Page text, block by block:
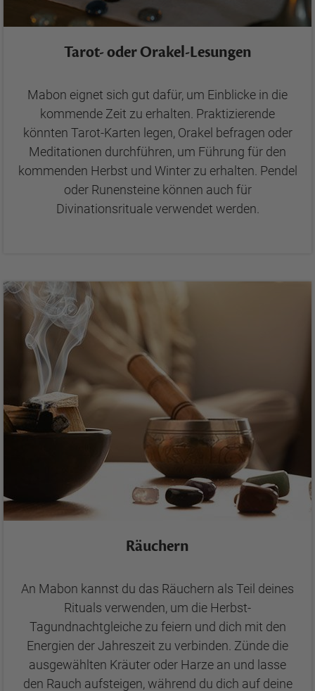
Tarot- oder Orakel-Lesungen
Mabon eignet sich gut dafür, um Einblicke in die
kommende Zeit zu erhalten. Praktizierende
könnten Tarot-Karten legen, Orakel befragen oder
Meditationen durchführen, um Führung für den
kommenden Herbst und Winter zu erhalten. Pendel
oder Runensteine können auch für
Divinationsrituale verwendet werden.
Räuchern
An Mabon kannst du das Räuchern als Teil deines
Rituals verwenden, um die Herbst-
Tagundnachtgleiche zu feiern und dich mit den
Energien der Jahreszeit zu verbinden. Zünde die
ausgewählten Kräuter oder Harze an und lasse
den Rauch aufsteigen, während du dich auf deine